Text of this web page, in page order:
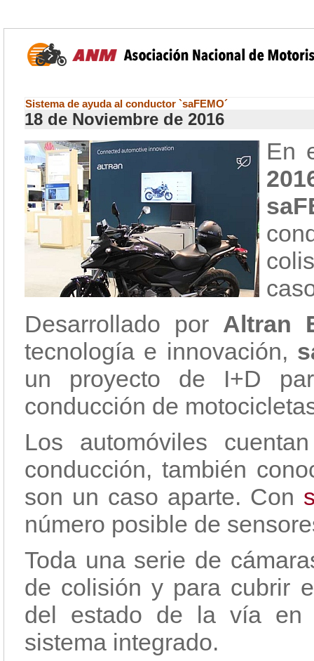
Sistema de ayuda al conductor `saFEMO´
18 de Noviembre de 2016
En
Desarrollado por Altran
tecnología e innovación,
un proyecto de I+D
conducción de
Los automóviles
conducción, también
son un caso aparte. Con
número posible de
Toda una serie de
de colisión y para cubrir
del estado de la vía en
sistema integrado.